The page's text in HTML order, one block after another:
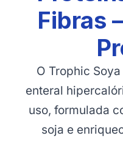
Fibras
O Trophic
enteral
uso, formulada
soja e